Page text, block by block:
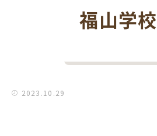
福山学
2023.10.29